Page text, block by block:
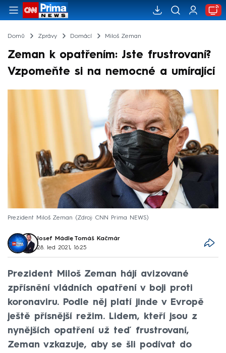
Domů Zprávy Domácí Miloš Zeman
Zeman k opatřením: Jste frustrovaní?
Vzpomeňte si na nemocné a umírající
Prezident Miloš Zeman Zdroj: CNN Prima NEWS
Josef Mádle, Tomáš Kačmár
28. led 2021, 16:25
Prezident Miloš Zeman hájí avizované
zpřísnění vládních opatření v boji proti
koronaviru. Podle něj platí jinde v Evropě
ještě přísnější režim. Lidem, kteří jsou z
nynějších opatření už teď frustrovaní,
Zeman vzkazuje, aby se šli podívat do